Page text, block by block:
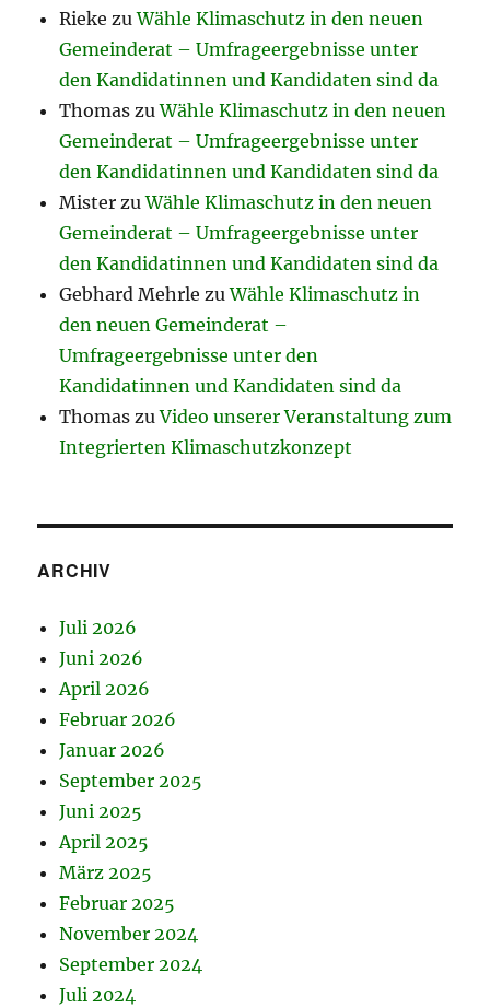
Rieke zuWähle Klimaschutz in den neuen
Gemeinderat – Umfrageergebnisse unter
den Kandidatinnen und Kandidaten sind da
Thomas zuWähle Klimaschutz in den neuen
Gemeinderat – Umfrageergebnisse unter
den Kandidatinnen und Kandidaten sind da
Mister zuWähle Klimaschutz in den neuen
Gemeinderat – Umfrageergebnisse unter
den Kandidatinnen und Kandidaten sind da
Gebhard Mehrle zuWähle Klimaschutz in
den neuen Gemeinderat –
Umfrageergebnisse unter den
Kandidatinnen und Kandidaten sind da
Thomas zuVideo unserer Veranstaltung zum
Integrierten Klimaschutzkonzept
ARCHIV
Juli 2026
Juni 2026
April 2026
Februar 2026
Januar 2026
September 2025
Juni 2025
April 2025
März 2025
Februar 2025
November 2024
September 2024
Juli 2024